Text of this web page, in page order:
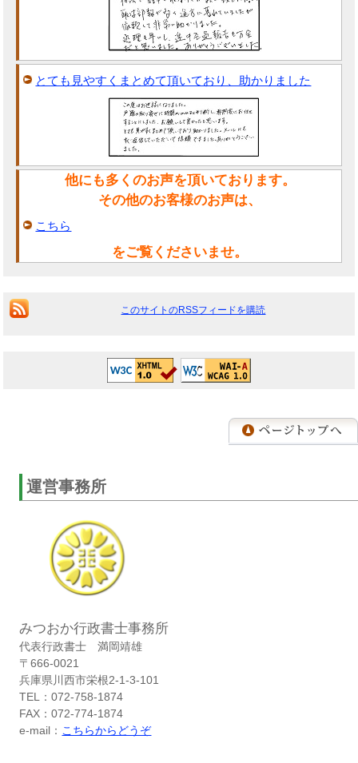
とても見やすくまとめて頂いており、助かりました
他にも多くのお声を頂いております。
その他のお客様のお声は、
こちら
をご覧くださいませ。
このサイトのRSSフィードを購読
運営事務所
みつおか行政書士事務所
代表行政書士 満岡靖雄
〒666-0021
兵庫県川西市栄根2-1-3-101
TEL：072-758-1874
FAX：072-774-1874
e-mail： こちらからどうぞ